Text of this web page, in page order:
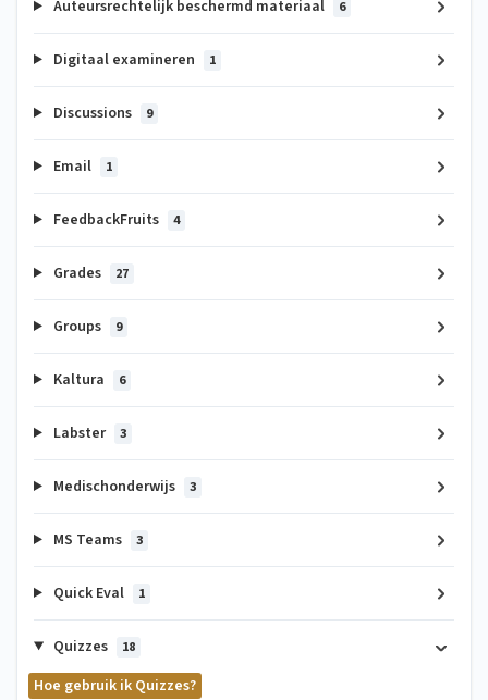
Auteursrechtelijk beschermd materiaal 6
Digitaal examineren 1
Discussions 9
Email 1
FeedbackFruits 4
Grades 27
Groups 9
Kaltura 6
Labster 3
Medischonderwijs 3
MS Teams 3
Quick Eval 1
Quizzes 18
Hoe gebruik ik Quizzes?